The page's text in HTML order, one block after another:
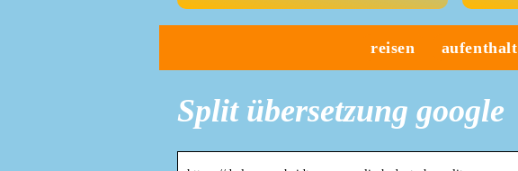
reisen aufenthalt
Split übersetzung google